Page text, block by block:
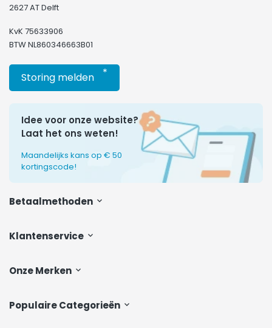
Klantenservice
Onze Merken
Populaire Categorieën
2627 AT Delft
KvK 75633906
BTW NL860346663B01
Storing melden *
Idee voor onze website?
Laat het ons weten!
Maandelijks kans op € 50
kortingscode!
Betaalmethoden